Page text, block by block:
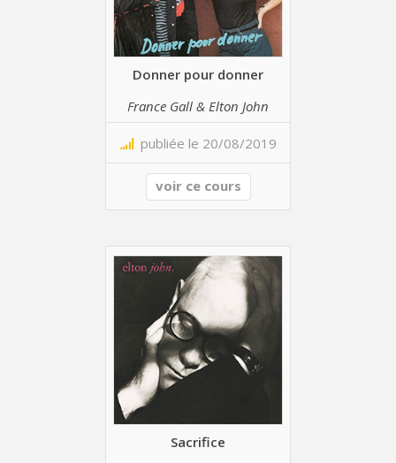
Donner pour donner
France Gall & Elton John
publiée le 20/08/2019
voir ce cours
Sacrifice